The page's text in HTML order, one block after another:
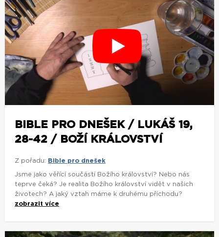
BIBLE PRO DNEŠEK / LUKÁŠ 19,
28-42 / BOŽÍ KRÁLOVSTVÍ
Z pořadu: Bible pro dnešek
Jsme jako věřící součástí Božího království? Nebo nás
teprve čeká? Je realita Božího království vidět v našich
životech? A jaký vztah máme k druhému příchodu?
zobrazit více